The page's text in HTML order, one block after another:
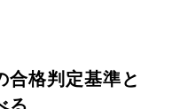
合格判定基準と